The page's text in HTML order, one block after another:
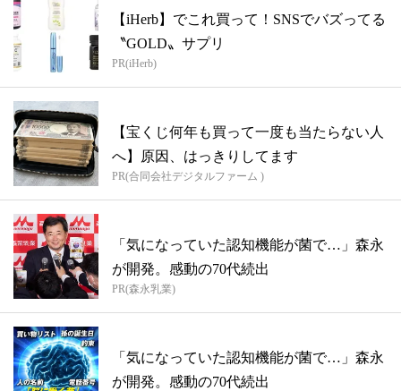
【iHerb】でこれ買って！SNSでバズってる
〝GOLD〟サプリ
PR(iHerb)
【宝くじ何年も買って一度も当たらない人
へ】原因、はっきりしてます
PR(合同会社デジタルファーム )
「気になっていた認知機能が菌で…」森永
が開発。感動の70代続出
PR(森永乳業)
「気になっていた認知機能が菌で…」森永
が開発。感動の70代続出